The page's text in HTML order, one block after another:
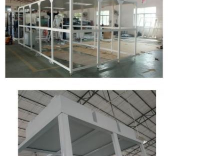
Klimaanlage
Gemäß der
Anforderung
Verfügbar in der Klimaanlage
konstanten Temperatur/im
Conditioner der konstanten
Temperatur und der